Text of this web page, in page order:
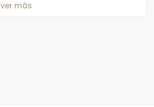
ver más